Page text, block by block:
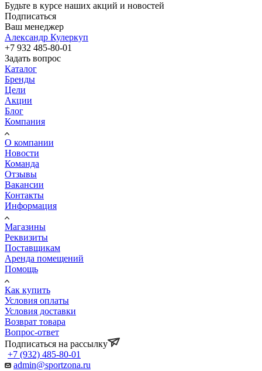
Будьте в курсе наших акций и новостей
Подписаться
Ваш менеджер
Александр Кулеркуп
+7 932 485-80-01
Задать вопрос
Каталог
Бренды
Цели
Акции
Блог
Компания
О компании
Новости
Команда
Отзывы
Вакансии
Контакты
Информация
Магазины
Реквизиты
Поставщикам
Аренда помещений
Помощь
Как купить
Условия оплаты
Условия доставки
Возврат товара
Вопрос-ответ
Подписаться на рассылку
+7 (932) 485-80-01
admin@sportzona.ru